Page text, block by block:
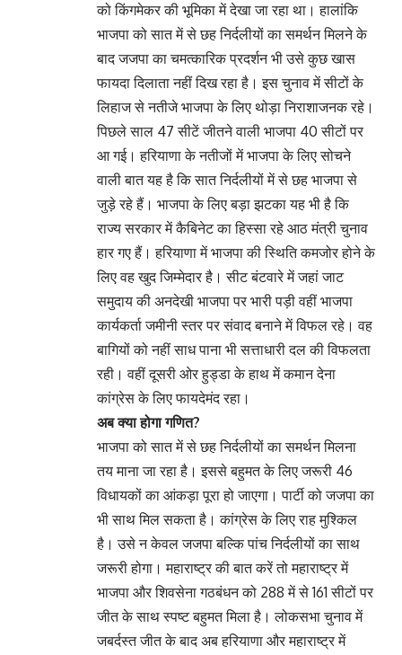
को किंगमेकर की भूमिका में देखा जा रहा था। हालांकि
भाजपा को सात में से छह निर्दलीयों का समर्थन मिलने के
बाद जजपा का चमत्कारिक प्रदर्शन भी उसे कुछ खास
फायदा दिलाता नहीं दिख रहा है। इस चुनाव में सीटों के
लिहाज से नतीजे भाजपा के लिए थोड़ा निराशाजनक रहे।
पिछले साल 47 सीटें जीतने वाली भाजपा 40 सीटों पर
आ गई। हरियाणा के नतीजों में भाजपा के लिए सोचने
वाली बात यह है कि सात निर्दलीयों में से छह भाजपा से
जुड़े रहे हैं। भाजपा के लिए बड़ा झटका यह भी है कि
राज्य सरकार में कैबिनेट का हिस्सा रहे आठ मंत्री चुनाव
हार गए हैं। हरियाणा में भाजपा की स्थिति कमजोर होने के
लिए वह खुद जिम्मेदार है। सीट बंटवारे में जहां जाट
समुदाय की अनदेखी भाजपा पर भारी पड़ी वहीं भाजपा
कार्यकर्ता जमीनी स्तर पर संवाद बनाने में विफल रहे। वह
बागियों को नहीं साध पाना भी सत्ताधारी दल की विफलता
रही। वहीं दूसरी ओर हुड्डा के हाथ में कमान देना
कांग्रेस के लिए फायदेमंद रहा।
अब क्या होगा गणित?
भाजपा को सात में से छह निर्दलीयों का समर्थन मिलना
तय माना जा रहा है। इससे बहुमत के लिए जरूरी 46
विधायकों का आंकड़ा पूरा हो जाएगा। पार्टी को जजपा का
भी साथ मिल सकता है। कांग्रेस के लिए राह मुश्किल
है। उसे न केवल जजपा बल्कि पांच निर्दलीयों का साथ
जरूरी होगा। महाराष्ट्र की बात करें तो महाराष्ट्र में
भाजपा और शिवसेना गठबंधन को 288 में से 161 सीटों पर
जीत के साथ स्पष्ट बहुमत मिला है। लोकसभा चुनाव में
जबर्दस्त जीत के बाद अब हरियाणा और महाराष्ट्र में